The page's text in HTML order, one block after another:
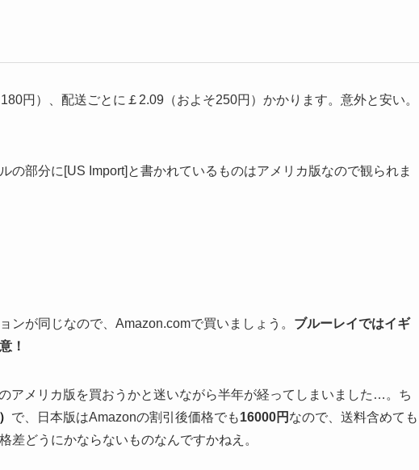
円）、配送ごとに￡2.09（およそ250円）かかります。意外と安い。
の部分に[US Import]と書かれているものはアメリカ版なので観られま
ンが同じなので、Amazon.comで買いましょう。 ブルーレイではイギ
！
アメリカ版を買おうかと迷いながら半年が経ってしまいました…。ち
で、日本版はAmazonの割引後価格でも16000円 なので、送料含めても
差どうにかならないものなんですかねえ。